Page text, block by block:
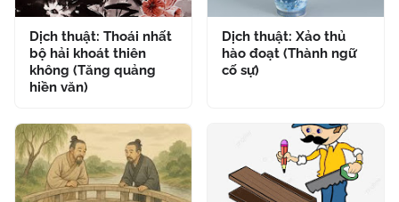
Dịch thuật: Thoái nhất
bộ hải khoát thiên
không (Tăng quảng
hiền văn)
Dịch thuật: Xảo thủ
hào đoạt (Thành ngữ
cố sự)